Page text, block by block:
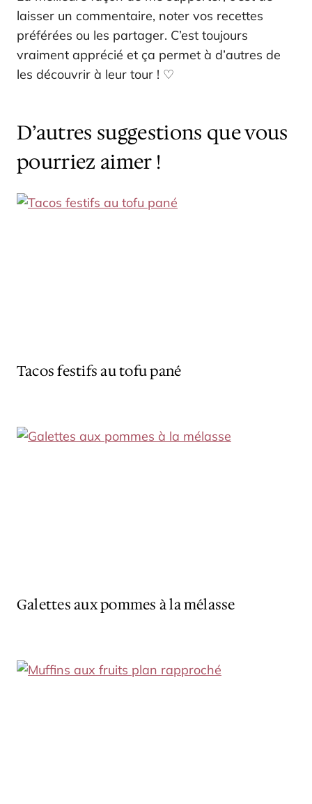
laisser un commentaire, noter vos recettes
préférées ou les partager. C’est toujours
vraiment apprécié et ça permet à d’autres de
les découvrir à leur tour ! ♡
D’autres suggestions que vous
pourriez aimer !
Tacos festifs au tofu pané
Galettes aux pommes à la mélasse